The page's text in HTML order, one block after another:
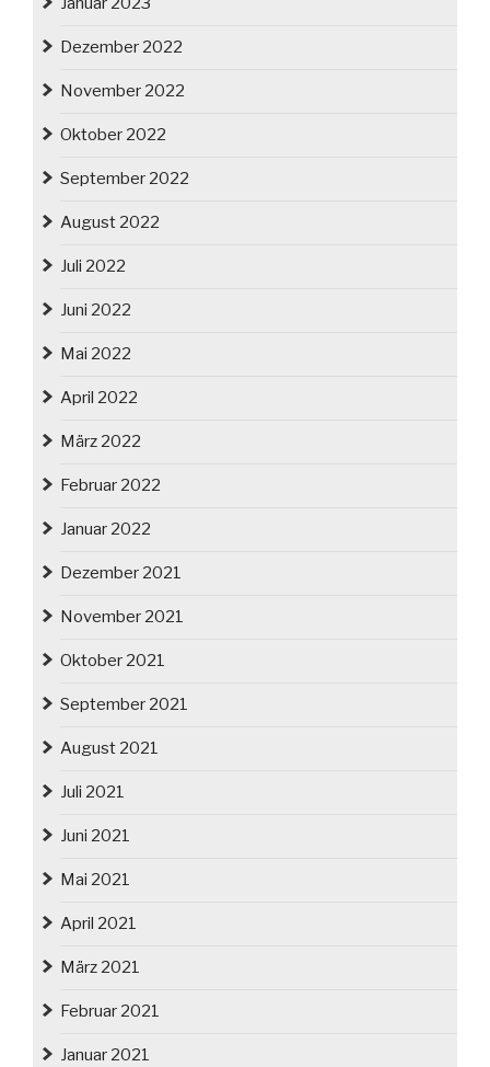
Dezember 2022
November 2022
Oktober 2022
September 2022
August 2022
Juli 2022
Juni 2022
Mai 2022
April 2022
März 2022
Februar 2022
Januar 2022
Dezember 2021
November 2021
Oktober 2021
September 2021
August 2021
Juli 2021
Juni 2021
Mai 2021
April 2021
März 2021
Februar 2021
Januar 2021